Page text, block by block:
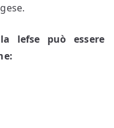
lefse può essere